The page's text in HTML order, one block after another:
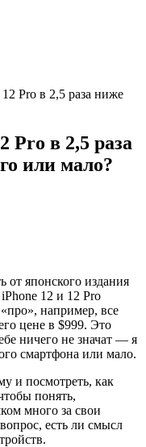
Pro в 2,5 раза ниже
Pro в 2,5 раза
или мало?
от японского издания
12 и 12 Pro
например, все
цене в $999. Это
ничего не значат — я
смартфона или мало.
и посмотреть, как
понять,
много за свои
есть ли смысл